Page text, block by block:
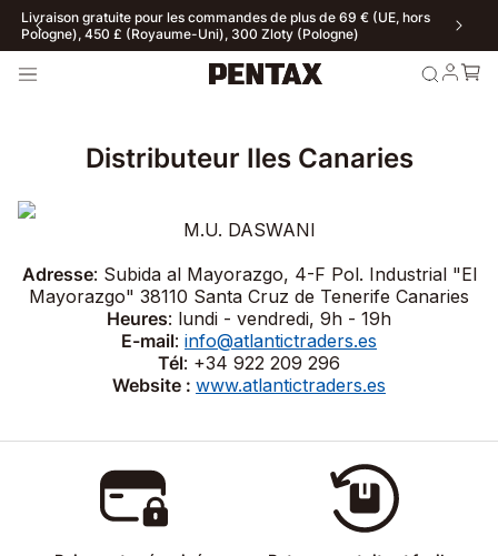
Livraison gratuite pour les commandes de plus de 69 € (UE, hors
Pologne), 450 £ (Royaume-Uni), 300 Zloty (Pologne)
Distributeur Iles Canaries
M.U. DASWANI
Adresse: Subida al Mayorazgo, 4-F Pol. Industrial "El
Mayorazgo" 38110 Santa Cruz de Tenerife Canaries
Heures: lundi - vendredi, 9h - 19h
E-mail: info@atlantictraders.es
Tél: +34 922 209 296
Website : www.atlantictraders.es